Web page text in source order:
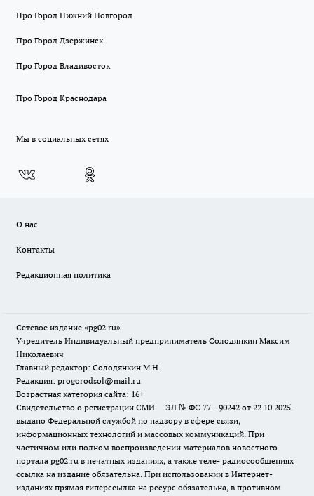
Про Город Нижний Новгород
Про Город Дзержинск
Про Город Владивосток
Про Город Краснодара
Мы в социальных сетях
О нас
Контакты
Редакционная политика
Сетевое издание «pg02.ru»
Учредитель Индивидуальный предприниматель Солодянкин Максим
Николаевич
Главный редактор: Солодянкин М.Н.
Редакция: progorodsol@mail.ru
Возрастная категория сайта: 16+
Свидетельство о регистрации СМИ ЭЛ № ФС 77 - 90242 от 22.10.2025.
выдано Федеральной службой по надзору в сфере связи,
информационных технологий и массовых коммуникаций. При
частичном или полном воспроизведении материалов новостного
портала pg02.ru в печатных изданиях, а также теле- радиосообщениях
ссылка на издание обязательна. При использовании в Интернет-
изданиях прямая гиперссылка на ресурс обязательна, в противном